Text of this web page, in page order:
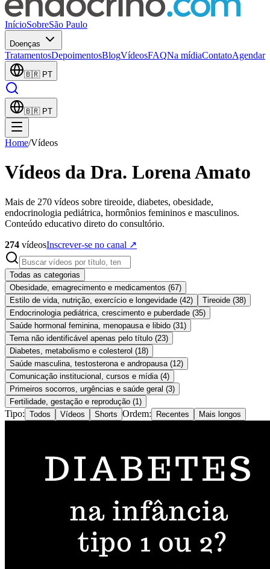
InícioSobreSão Paulo
Doenças
TratamentosDepoimentosBlogVídeosFAQNa mídiaContatoAgendar
🇧🇷 PT
🇧🇷 PT
Home/Vídeos
Vídeos da Dra. Lorena Amato
Mais de 270 vídeos sobre tireoide, diabetes, obesidade,
endocrinologia pediátrica, hormônios femininos e masculinos.
Conteúdo educativo direto do consultório.
274 vídeosInscrever-se no canal ↗
Todas as categorias
Obesidade, emagrecimento e medicamentos (67)
Estilo de vida, nutrição, exercício e longevidade (42) Tireoide (38)
Endocrinologia pediátrica, crescimento e puberdade (35)
Saúde hormonal feminina, menopausa e libido (31 )
Tema não identificável apenas pelo título (23)
Diabetes, metabolismo e colesterol (18)
Saúde masculina, testosterona e andropausa (12)
Comunicação institucional, cursos e mídia (4)
Primeiros socorros, urgências e saúde geral (3)
Fertilidade, gestação e reprodução (1 )
Tipo: Todos Vídeos Shorts Ordem: Recentes Mais longos